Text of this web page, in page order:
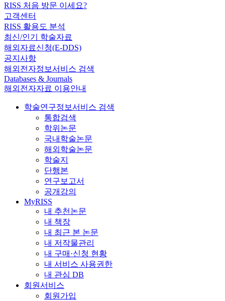
RISS 처음 방문 이세요?
고객센터
RISS 활용도 분석
최신/인기 학술자료
해외자료신청(E-DDS)
공지사항
해외전자정보서비스 검색
Databases & Journals
해외전자자료 이용안내
학술연구정보서비스 검색
통합검색
학위논문
국내학술논문
해외학술논문
학술지
단행본
연구보고서
공개강의
MyRISS
내 추천논문
내 책장
내 최근 본 논문
내 저작물관리
내 구매·신청 현황
내 서비스 사용권한
내 관심 DB
회원서비스
회원가입